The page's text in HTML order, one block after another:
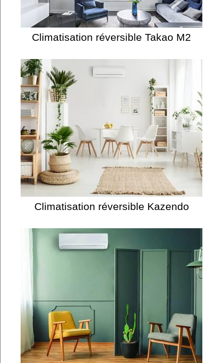
Climatisation réversible Takao M2
Climatisation réversible Kazendo